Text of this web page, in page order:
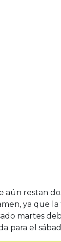
aún restan
ya que la
martes
para el